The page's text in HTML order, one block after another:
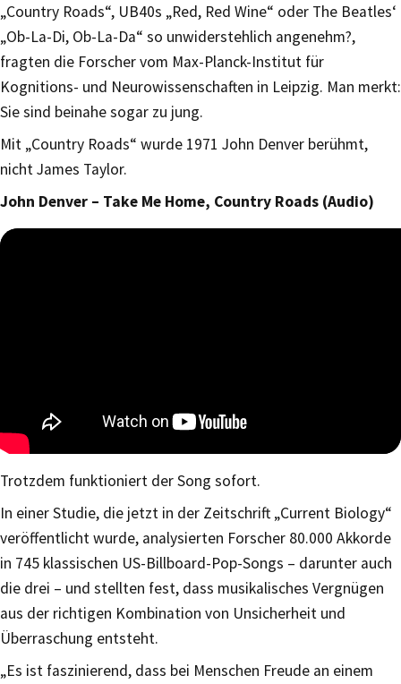
„Country Roads“, UB40s „Red, Red Wine“ oder The Beatles‘
„Ob-La-Di, Ob-La-Da“ so unwiderstehlich angenehm?,
fragten die Forscher vom Max-Planck-Institut für
Kognitions- und Neurowissenschaften in Leipzig. Man merkt:
Sie sind beinahe sogar zu jung.
Mit „Country Roads“ wurde 1971 John Denver berühmt,
nicht James Taylor.
John Denver – Take Me Home, Country Roads (Audio)
Trotzdem funktioniert der Song sofort.
In einer Studie, die jetzt in der Zeitschrift „Current Biology“
veröffentlicht wurde, analysierten Forscher 80.000 Akkorde
in 745 klassischen US-Billboard-Pop-Songs – darunter auch
die drei – und stellten fest, dass musikalisches Vergnügen
aus der richtigen Kombination von Unsicherheit und
Überraschung entsteht.
„Es ist faszinierend, dass bei Menschen Freude an einem